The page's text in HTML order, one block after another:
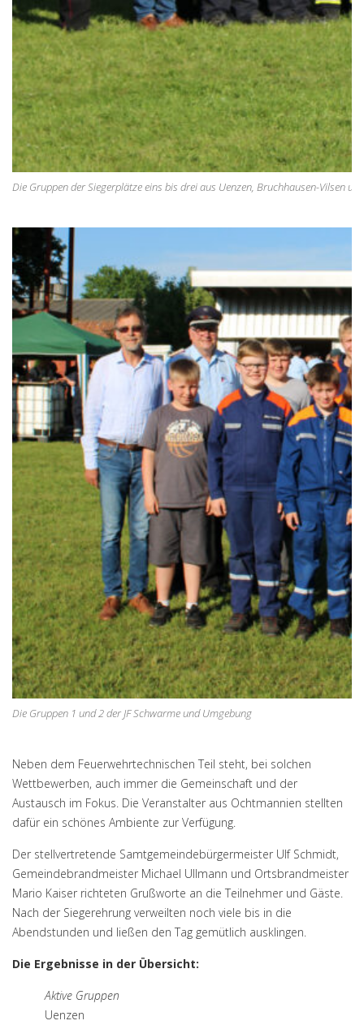
Die Gruppen der Siegerplätze eins bis drei aus Uenzen, Bruchhausen-Vilsen
Die Gruppen 1 und 2 der JF Schwarme und Umgebung
Neben dem Feuerwehrtechnischen Teil steht, bei solchen
Wettbewerben, auch immer die Gemeinschaft und der
Austausch im Fokus. Die Veranstalter aus Ochtmannien stellten
dafür ein schönes Ambiente zur Verfügung.
Der stellvertretende Samtgemeindebürgermeister Ulf Schmidt,
Gemeindebrandmeister Michael Ullmann und Ortsbrandmeister
Mario Kaiser richteten Grußworte an die Teilnehmer und Gäste.
Nach der Siegerehrung verweilten noch viele bis in die
Abendstunden und ließen den Tag gemütlich ausklingen.
Die Ergebnisse in der Übersicht:
Aktive Gruppen
Uenzen